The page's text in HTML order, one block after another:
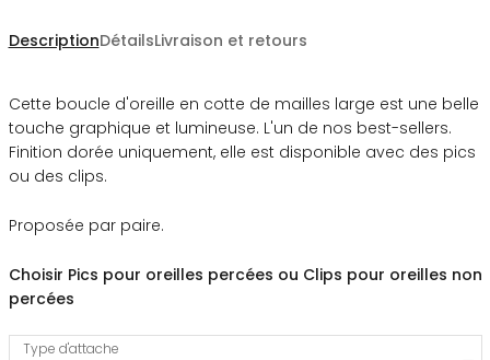
DescriptionDétailsLivraison et retours
Cette boucle d'oreille en cotte de mailles large est une belle
touche graphique et lumineuse. L'un de nos best-sellers.
Finition dorée uniquement, elle est disponible avec des pics
ou des clips.
Proposée par paire.
Choisir Pics pour oreilles percées ou Clips pour oreilles non
percées
Type d'attache